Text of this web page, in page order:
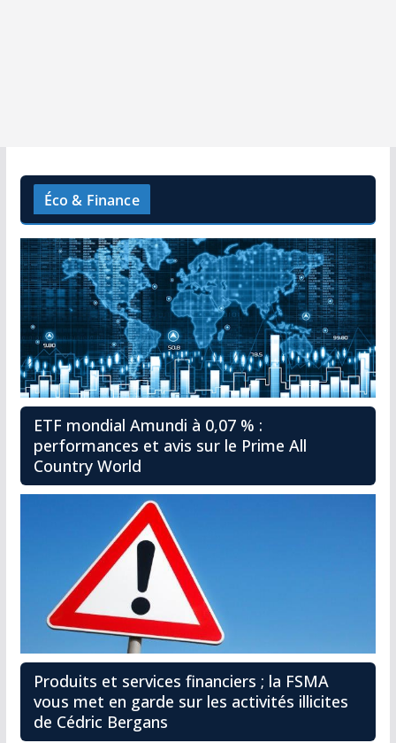
Éco & Finance
ETF mondial Amundi à 0,07 % :
performances et avis sur le Prime All
Country World
Produits et services financiers ; la FSMA
vous met en garde sur les activités illicites
de Cédric Bergans